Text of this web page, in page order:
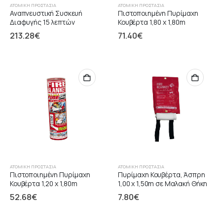
ΑΤΟΜΙΚΉ ΠΡΟΣΤΑΣΊΑ
Αναπνευστική Συσκευή
Διαφυγής 15 λεπτών
213.28€
ΑΤΟΜΙΚΉ ΠΡΟΣΤΑΣΊΑ
Πιστοποιημένη Πυρίμαχη
Κουβέρτα 1,80 x 1,80m
71.40€
ΑΤΟΜΙΚΉ ΠΡΟΣΤΑΣΊΑ
Πιστοποιημένη Πυρίμαχη
Κουβέρτα 1,20 x 1,80m
52.68€
ΑΤΟΜΙΚΉ ΠΡΟΣΤΑΣΊΑ
Πυρίμαχη Κουβέρτα, Άσπρη
1,00 x 1,50m σε Μαλακή Θήκη
7.80€